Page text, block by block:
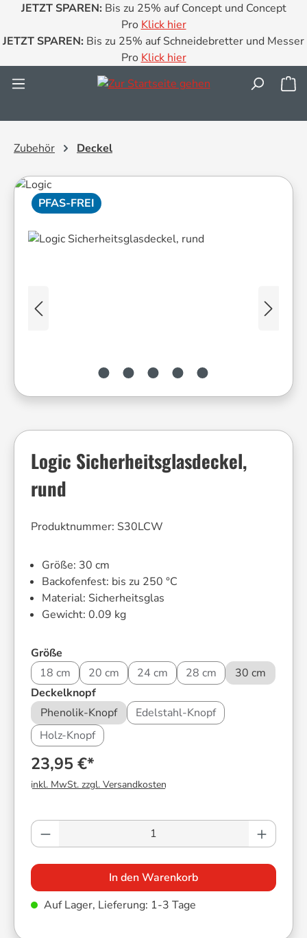
Zum Hauptinhalt springen
JETZT SPAREN: Bis zu 25% auf Concept und Concept
Pro Klick hier
JETZT SPAREN: Bis zu 25% auf Schneidebretter und Messer
Pro Klick hier
Zubehör Deckel
PFAS-FREI
Bildergalerie überspringen
Logic Sicherheitsglasdeckel,
rund
Produktnummer: S30LCW
Größe: 30 cm
Backofenfest: bis zu 250 °C
Material: Sicherheitsglas
Gewicht: 0.09 kg
Größe
18 cm
20 cm 24 cm 28 cm
30 cm
Deckelknopfauswählen
Phenolik-Knopf
Edelstahl-Knopf
Holz-Knopf
23,95 €*
inkl. MwSt. zzgl. Versandkosten
Produkt Anzahl: Gib den gewünschten
In den Warenkorb
Auf Lager, Lieferung: 1-3 Tage